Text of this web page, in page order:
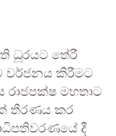
ධූරයට තේරී
වර්ජනය කිරීමට
මහතාට
තීරණය කර
දී